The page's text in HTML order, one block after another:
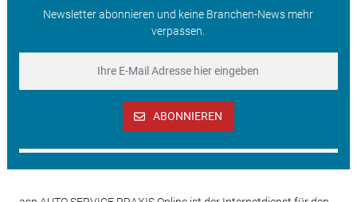
Newsletter abonnieren und keine Branchen-News mehr
verpassen.
ABONNIEREN